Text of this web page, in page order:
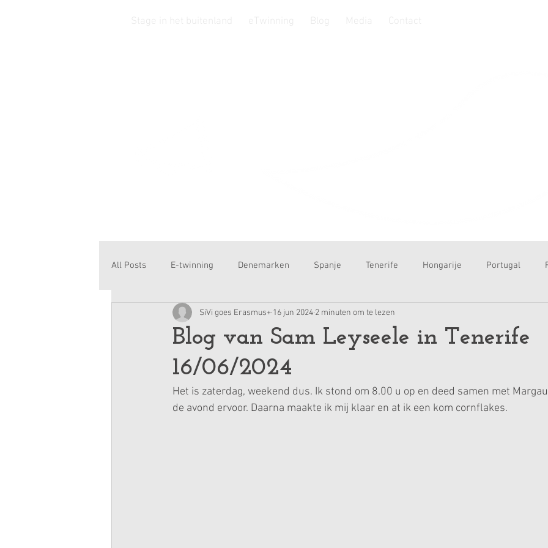
All Posts E-twinning Denemarken Spanje Tenerife Hongarije Portugal
Blog van Sam Leyseele in Tenerife
16/06/2024
SiVi goes Erasmus+ 16 jun 2024 2 minuten om te lezen
Het is zaterdag, weekend dus. Ik stond om 8.00 u op en deed samen met
de avond ervoor. Daarna maakte ik mij klaar en at ik een kom cornflakes.